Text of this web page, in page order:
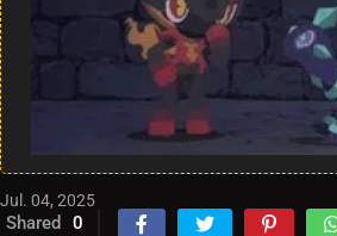
Jul. 04, 2025
Shared 0